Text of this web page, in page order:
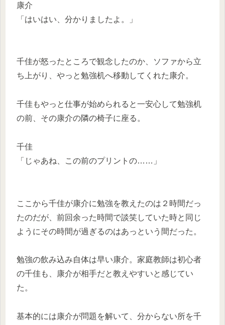
康介
「はいはい、分かりましたよ。」
千佳が怒ったところで観念したのか、ソファから立
ち上がり、やっと勉強机へ移動してくれた康介。
千佳もやっと仕事が始められると一安心して勉強机
の前、その康介の隣の椅子に座る。
千佳
「じゃあね、この前のプリントの……」
ここから千佳が康介に勉強を教えたのは２時間だっ
たのだが、前回余った時間で談笑していた時と同じ
ようにその時間が過ぎるのはあっという間だった。
勉強の飲み込み自体は早い康介。家庭教師は初心者
の千佳も、康介が相手だと教えやすいと感じてい
た。
基本的には康介が問題を解いて、分からない所を千